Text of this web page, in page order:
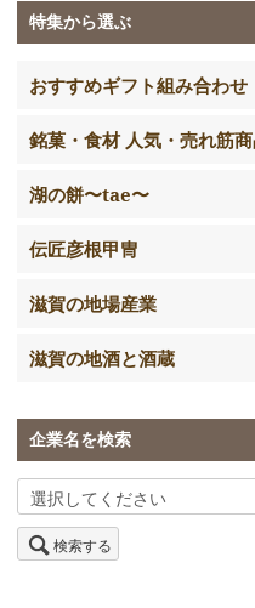
特集から選ぶ
おすすめギフト組み合わせ
銘菓・食材 人気・売れ筋
湖の餅〜tae〜
伝匠彦根甲冑
滋賀の地場産業
滋賀の地酒と酒蔵
企業名を検索
検索する